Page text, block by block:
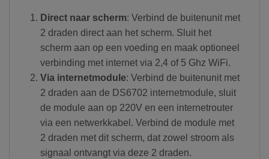
Direct naar scherm: Verbind de buitenunit met
2 draden direct aan het scherm. Sluit het
scherm aan op een voeding en maak optioneel
verbinding met internet via 2,4 of 5 Ghz WiFi.
Via internetmodule: Verbind de buitenunit met
2 draden aan de DS6702 internetmodule, sluit
de module aan op 220V en een internetrouter
via een netwerkkabel. Verbind de module met
2 draden met dit scherm, dat zowel stroom als
signaal ontvangt via deze 2 draden.